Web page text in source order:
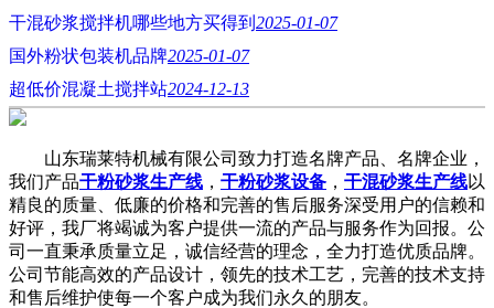
干混砂浆搅拌机哪些地方买得到 2025-01-07
国外粉状包装机品牌2025-01-07
超低价混凝土搅拌站2024-12-13
山东瑞莱特机械有限公司致力打造名牌产品、名牌企业，
我们产品干粉砂浆生产线 ， 干粉砂浆设备 ， 干混砂浆生产线以
精良的质量、低廉的价格和完善的售后服务深受用户的信赖和
好评，我厂将竭诚为客户提供一流的产品与服务作为回报。公
司一直秉承质量立足，诚信经营的理念，全力打造优质品牌。
公司节能高效的产品设计，领先的技术工艺，完善的技术支持
和售后维护使每一个客户成为我们永久的朋友。